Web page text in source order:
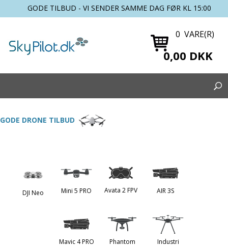
GODE TILBUD - VI SENDER SAMME DAG FØR KL 15:00
0 VARE(R)
0,00 DKK
GODE DRONE TILBUD
DJI Neo Mini 5 PRO Avata 2 FPV AIR 3S
Mavic 4 PRO Phantom Industri